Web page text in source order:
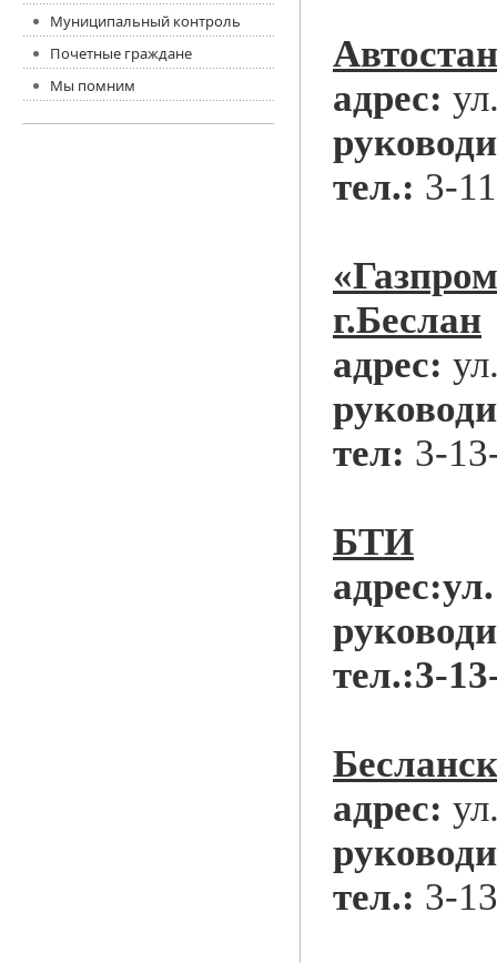
Муниципальный контроль
Почетные граждане
Мы помним
адрес:
тел.: 3-
г.Беслан
адрес:
тел: 3-
БТИ
тел.:3-
адрес:
тел.: 3-